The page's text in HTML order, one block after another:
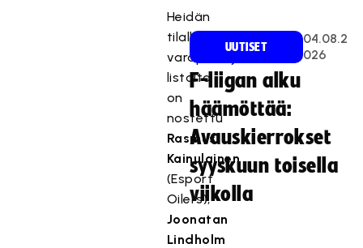
Heidän
tilalleen
varapelaajien
listalta
on
nostettu
Rasmus
Kainulainen
(Esport
Oilers),
Joonatan
Lindholm
UUTISET
04.08.2
026
F-liigan alku
häämöttää:
Avauskierrokset
syyskuun toisella
viikolla